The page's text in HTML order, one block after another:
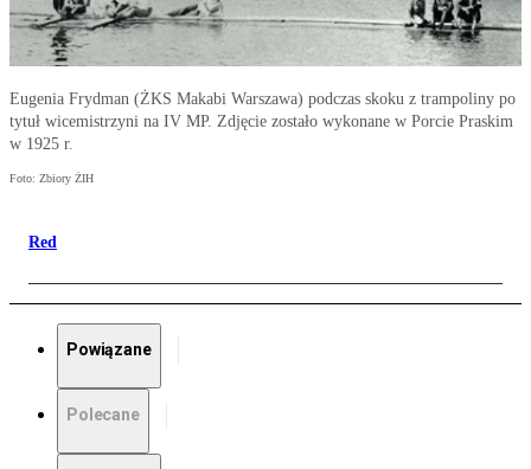
Eugenia Frydman (ŻKS Makabi Warszawa) podczas skoku z trampoliny po
tytuł wicemistrzyni na IV MP. Zdjęcie zostało wykonane w Porcie Praskim
w 1925 r.
Foto: Zbiory ŻIH
Red
Powiązane
Polecane